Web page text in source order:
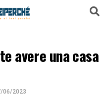
avere una casa
06/2023